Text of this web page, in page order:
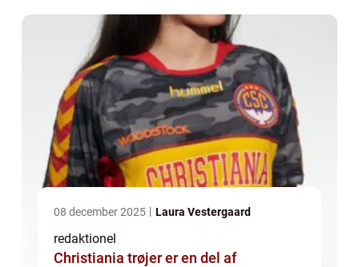
08 december 2025 Laura Vestergaard
redaktionel
Christiania trøjer er en del af